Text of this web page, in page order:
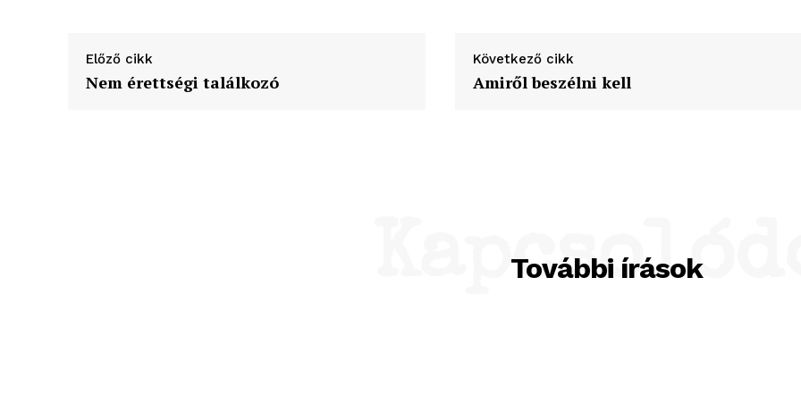
Előző cikk
Nem érettségi találkozó
Következő cikk
Amiről beszélni kell
További írások